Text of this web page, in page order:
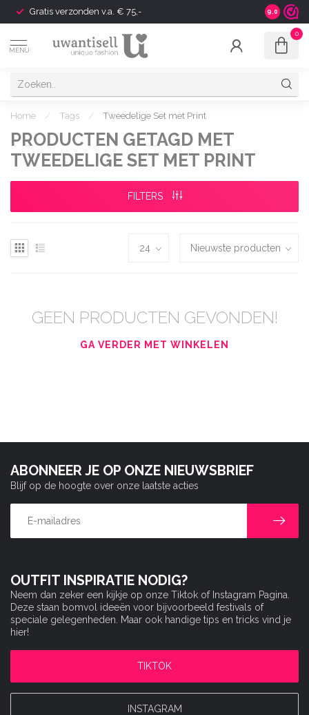
Gratis verzonden v.a. € 75,- Shipping
9.0
MENU
0
Home / Tags / Tweedelige Set met Print
PRODUCTEN GETAGD MET
TWEEDELIGE SET MET PRINT
FILTERS
GEEN PRODUCTEN GEVONDEN!
GA VERDER MET WINKELEN
OUTFIT INSPIRATIE NODIG?
Neem dan zeker een kijkje op onze Tiktok of Instagram Pagina.
Deze staan bomvol ideeën voor bijvoorbeeld festivals of
speciale gelegenheden. Maar ook handige tips en tricks vind je
hier!
TIKTOK
INSTAGRAM
ABONNEER JE OP ONZE NIEUWSBRIEF
Blijf op de hoogte over onze laatste acties